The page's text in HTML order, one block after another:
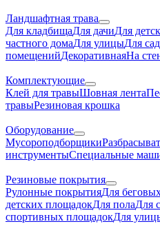
Ландшафтная трава
Для кладбищаДля дачиДля
частного домаДля улицыДля
помещенийДекоративнаяНа
Комплектующие
Клей для травыШовная лента
травыРезиновая крошка
Оборудование
Мусороподборщики
инструментыСпециальные
Резиновые покрытия
Рулонные покрытияДля
детских площадокДля полаДля
спортивных площадокДля